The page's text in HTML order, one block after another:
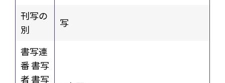
刊写の
別
写
書写連
番 書写
者 書写